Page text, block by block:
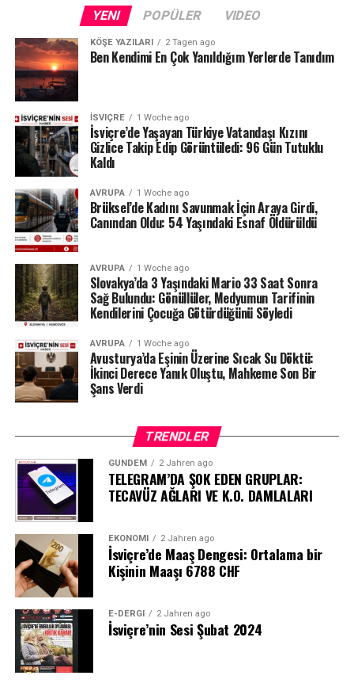
des Brenets de son derece düşük su seviyeleriyle karşı
karşıya.
24 Temmuz ölçümlerinde göl seviyesi denizden 742,13
metre, çıkıştaki su debisi ise yalnızca saniyede 1,2
metreküp olarak kaydedildi. Su seviyesinin düşmesi
nedeniyle göldeki tekne seferleri de durduruldu.
Lac des Brenets daha önce de uzun kuraklık
dönemlerinde benzer sorunlar yaşamış, özellikle 2022
yazında su seviyesi ciddi şekilde gerilemişti.
Ren Şelalesi’ndeki son durum ise İsviçre’de devam eden
yağış eksikliğinin nehir ve göller üzerindeki etkisini
gözler önüne seriyor.
Kaynak: BAFU / BRK News
YENI POPÜLER VIDEO
KÖŞE YAZILARI 2 Tagen ago
Ben Kendimi En Çok Yanıldığım Yerlerde Tanıdım
İSVIÇRE 1 Woche ago
İsviçre’de Yaşayan Türkiye Vatandaşı Kızını
Gizlice Takip Edip Görüntüledi: 96 Gün Tutuklu
Kaldı
AVRUPA 1 Woche ago
Brüksel’de Kadını Savunmak İçin Araya Girdi,
Canından Oldu: 54 Yaşındaki Esnaf Öldürüldü
AVRUPA 1 Woche ago
Slovakya’da 3 Yaşındaki Mario 33 Saat Sonra
Sağ Bulundu: Gönüllüler, Medyumun Tarifinin
Kendilerini Çocuğa Götürdüğünü Söyledi
AVRUPA 1 Woche ago
Avusturya’da Eşinin Üzerine Sıcak Su Döktü:
İkinci Derece Yanık Oluştu, Mahkeme Son Bir
Şans Verdi
TRENDLER
GÜNDEM 2 Jahren ago
TELEGRAM’DA ŞOK EDEN GRUPLAR:
TECAVÜZ AĞLARI VE K.O. DAMLALARI
EKONOMI 2 Jahren ago
İsviçre’de Maaş Dengesi: Ortalama bir
Kişinin Maaşı 6788 CHF
E-DERGI 2 Jahren ago
İsviçre’nin Sesi Şubat 2024